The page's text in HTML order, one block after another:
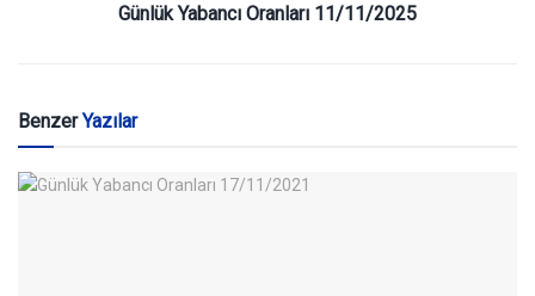
Günlük Yabancı Oranları 11/11/2025
BenzerYazılar